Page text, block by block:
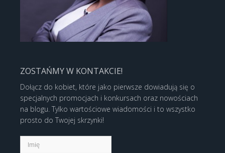
ZOSTAŃMY W KONTAKCIE!
Dołącz do kobiet, które jako pierwsze dowiadują się o
specjalnych promocjach i konkursach oraz nowościach
na blogu. Tylko wartościowe wiadomości i to wszystko
prosto do Twojej skrzynki!